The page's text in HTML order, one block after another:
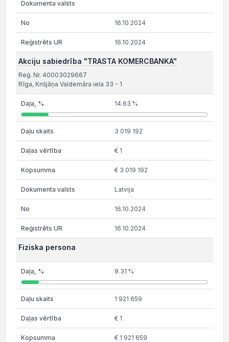
16.10.2024
16.10.2024
Akciju sabiedrība "TRASTA KOMERCBANKA"
Reģ. Nr. 40003029667
Rīga, Krišjāņa Valdemāra iela 33 - 1
14.63 %
3 019 192
€ 1
€ 3 019 192
Latvija
16.10.2024
16.10.2024
Fiziska persona
9.31 %
1 921 659
€ 1
€ 1 921 659